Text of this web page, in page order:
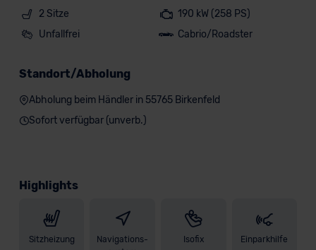
2 Sitze
190 kW (258 PS)
Unfallfrei
Cabrio/Roadster
Standort/Abholung
Abholung beim Händler in 55765 Birkenfeld
Sofort verfügbar (unverb.)
Highlights
Sitzheizung
Navigations-
Isofix Einparkhilfe